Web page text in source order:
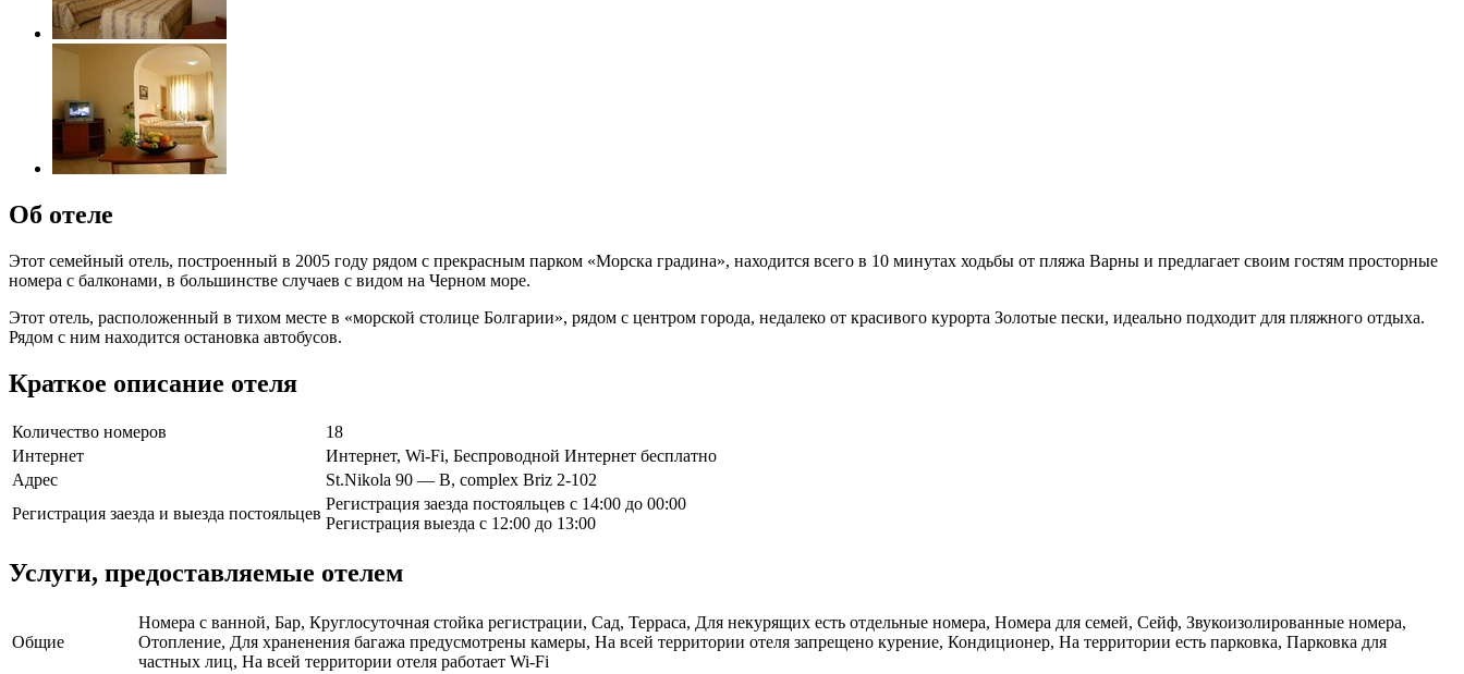
Об отеле
Этот семейный отель, построенный в 2005 году рядом с прекрасным парком «Морска градина», находится всего в 10 минутах ходьбы от пляжа Варны и предлагает своим гостям просторные
номера с балконами, в большинстве случаев с видом на Черном море.
Этот отель, расположенный в тихом месте в «морской столице Болгарии», рядом с центром города, недалеко от красивого курорта Золотые пески, идеально подходит для пляжного отдыха.
Рядом с ним находится остановка автобусов.
Краткое описание отеля
Количество номеров
18
Интернет
Интернет, Wi-Fi, Беспроводной Интернет бесплатно
Адрес
St.Nikola 90 — B, complex Briz 2-102
Регистрация заезда и выезда постояльцев
Регистрация заезда постояльцев с 14:00 до 00:00
Регистрация выезда с 12:00 до 13:00
Услуги, предоставляемые отелем
Общие
Номера с ванной, Бар, Круглосуточная стойка регистрации, Сад, Терраса, Для некурящих есть отдельные номера, Номера для семей, Сейф, Звукоизолированные номера,
Отопление, Для храненения багажа предусмотрены камеры, На всей территории отеля запрещено курение, Кондиционер, На территории есть парковка, Парковка для
частных лиц, На всей территории отеля работает Wi-Fi